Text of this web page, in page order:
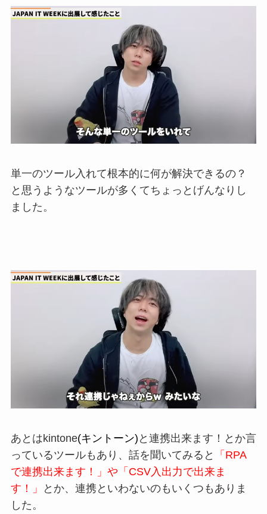
単一のツール入れて根本的に何が解決できるの？
と思うようなツールが多くてちょっとげんなりし
ました。
あとはkintone(キントーン) と連携出来ます！とか言
っているツールもあり、話を 聞いてみると 「 RPA
で連携出来ま す！」や 「 CSV入出力で出来ま
す！」
とか、 連携といわないのもいく つもありま
した。